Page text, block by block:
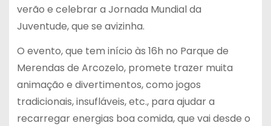
verão e celebrar a Jornada Mundial da
Juventude, que se avizinha.
O evento, que tem início às 16h no Parque de
Merendas de Arcozelo, promete trazer muita
animação e divertimentos, como jogos
tradicionais, insufláveis, etc., para ajudar a
recarregar energias boa comida, que vai desde o